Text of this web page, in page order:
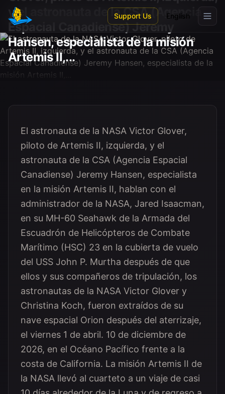
Skip to main content
Support Us English
y el astronauta de la CSA (Agencia
Espacial Canadiense) Jeremy
Hansen, especialista de la misión
Artemis II,...
El astronauta de la NASA Victor Glover,
piloto de Artemis II, izquierda, y el
astronauta de la CSA (Agencia Espacial
Canadiense) Jeremy Hansen, especialista
en la misión Artemis II, hablan con el
administrador de la NASA, Jared Isaacman,
en su MH-60 Seahawk de la Armada del
Escuadrón de Helicópteros de Combate
Marítimo (HSC) 23 en la cubierta de vuelo
del USS John P. Murtha después de que
ellos y sus compañeros de tripulación, los
astronautas de la NASA Victor Glover y
Christina Koch, fueron extraídos de su
nave espacial Orion después del aterrizaje,
el viernes 1 de abril. 10 de diciembre de
2026, en el Océano Pacífico frente a la
costa de California. La misión Artemis II de
la NASA llevó al cuarteto a un viaje de casi